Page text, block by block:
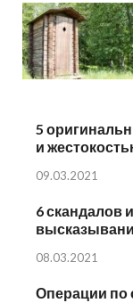
5
и
09.03.2021
6 скандалов
08.03.2021
Операции по